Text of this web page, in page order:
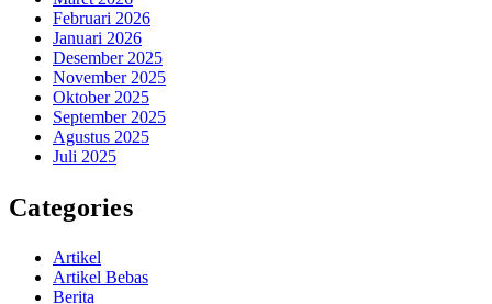
Februari 2026
Januari 2026
Desember 2025
November 2025
Oktober 2025
September 2025
Agustus 2025
Juli 2025
Categories
Artikel
Artikel Bebas
Berita